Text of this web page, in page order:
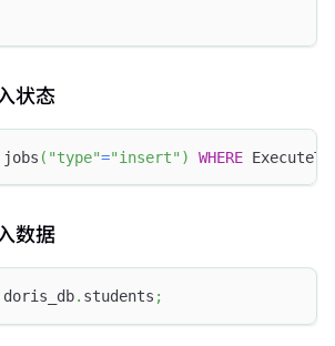
状态
jobs ( "type"="insert" ) WHERE
数据
doris_db. students ;